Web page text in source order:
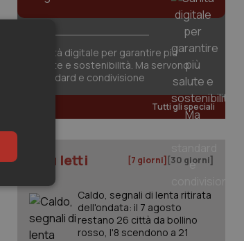
Sanità digitale per garantire più
salute e sostenibilità. Ma servono
standard e condivisione
Tutti gli speciali
I più letti [7 giorni] [30 giorni]
Caldo, segnali di lenta ritirata
dell'ondata: il 7 agosto
restano 26 città da bollino
rosso, l'8 scendono a 21